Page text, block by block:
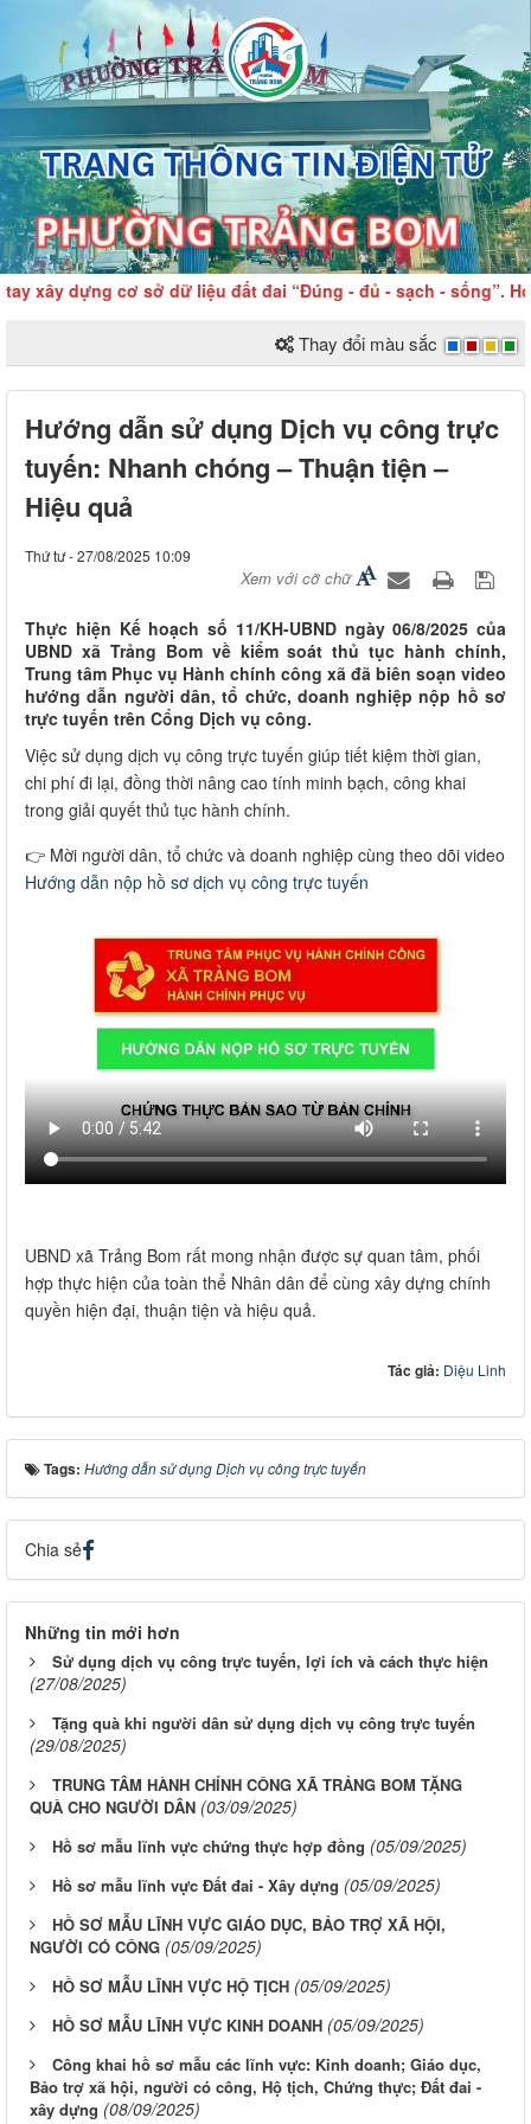
xây dựng cơ sở dữ liệu đất đai “Đúng - đủ - sạch - sống”.
Thay đổi màu sắc
Hướng dẫn sử dụng Dịch vụ công trực
tuyến: Nhanh chóng – Thuận tiện –
Hiệu quả
Thứ tư - 27/08/2025 10:09
Xem với cỡ chữ
Thực hiện Kế hoạch số 11/KH-UBND ngày 06/8/2025 của
UBND xã Trảng Bom về kiểm soát thủ tục hành chính,
Trung tâm Phục vụ Hành chính công xã đã biên soạn video
hướng dẫn người dân, tổ chức, doanh nghiệp nộp hồ sơ
trực tuyến trên Cổng Dịch vụ công.
Việc sử dụng dịch vụ công trực tuyến giúp tiết kiệm thời gian,
chi phí đi lại, đồng thời nâng cao tính minh bạch, công khai
trong giải quyết thủ tục hành chính.
👉 Mời người dân, tổ chức và doanh nghiệp cùng theo dõi video
Hướng dẫn nộp hồ sơ dịch vụ công trực tuyến
UBND xã Trảng Bom rất mong nhận được sự quan tâm, phối
hợp thực hiện của toàn thể Nhân dân để cùng xây dựng chính
quyền hiện đại, thuận tiện và hiệu quả.
Tác giả: Diệu Linh
Tags: Hướng dẫn sử dụng Dịch vụ công trực tuyến
Chia sẻ
Những tin mới hơn
Sử dụng dịch vụ công trực tuyến, lợi ích và cách thực hiện
(27/08/2025)
Tặng quà khi người dân sử dụng dịch vụ công trực tuyến
(29/08/2025)
TRUNG TÂM HÀNH CHÍNH CÔNG XÃ TRẢNG BOM TẶNG
QUÀ CHO NGƯỜI DÂN (03/09/2025)
Hồ sơ mẫu lĩnh vực chứng thực hợp đồng (05/09/2025)
Hồ sơ mẫu lĩnh vực Đất đai - Xây dựng (05/09/2025)
HỒ SƠ MẪU LĨNH VỰC GIÁO DỤC, BẢO TRỢ XÃ HỘI,
NGƯỜI CÓ CÔNG (05/09/2025)
HỒ SƠ MẪU LĨNH VỰC HỘ TỊCH (05/09/2025)
HỒ SƠ MẪU LĨNH VỰC KINH DOANH (05/09/2025)
Công khai hồ sơ mẫu các lĩnh vực: Kinh doanh; Giáo dục,
Bảo trợ xã hội, người có công, Hộ tịch, Chứng thực; Đất đai -
xây dựng (08/09/2025)